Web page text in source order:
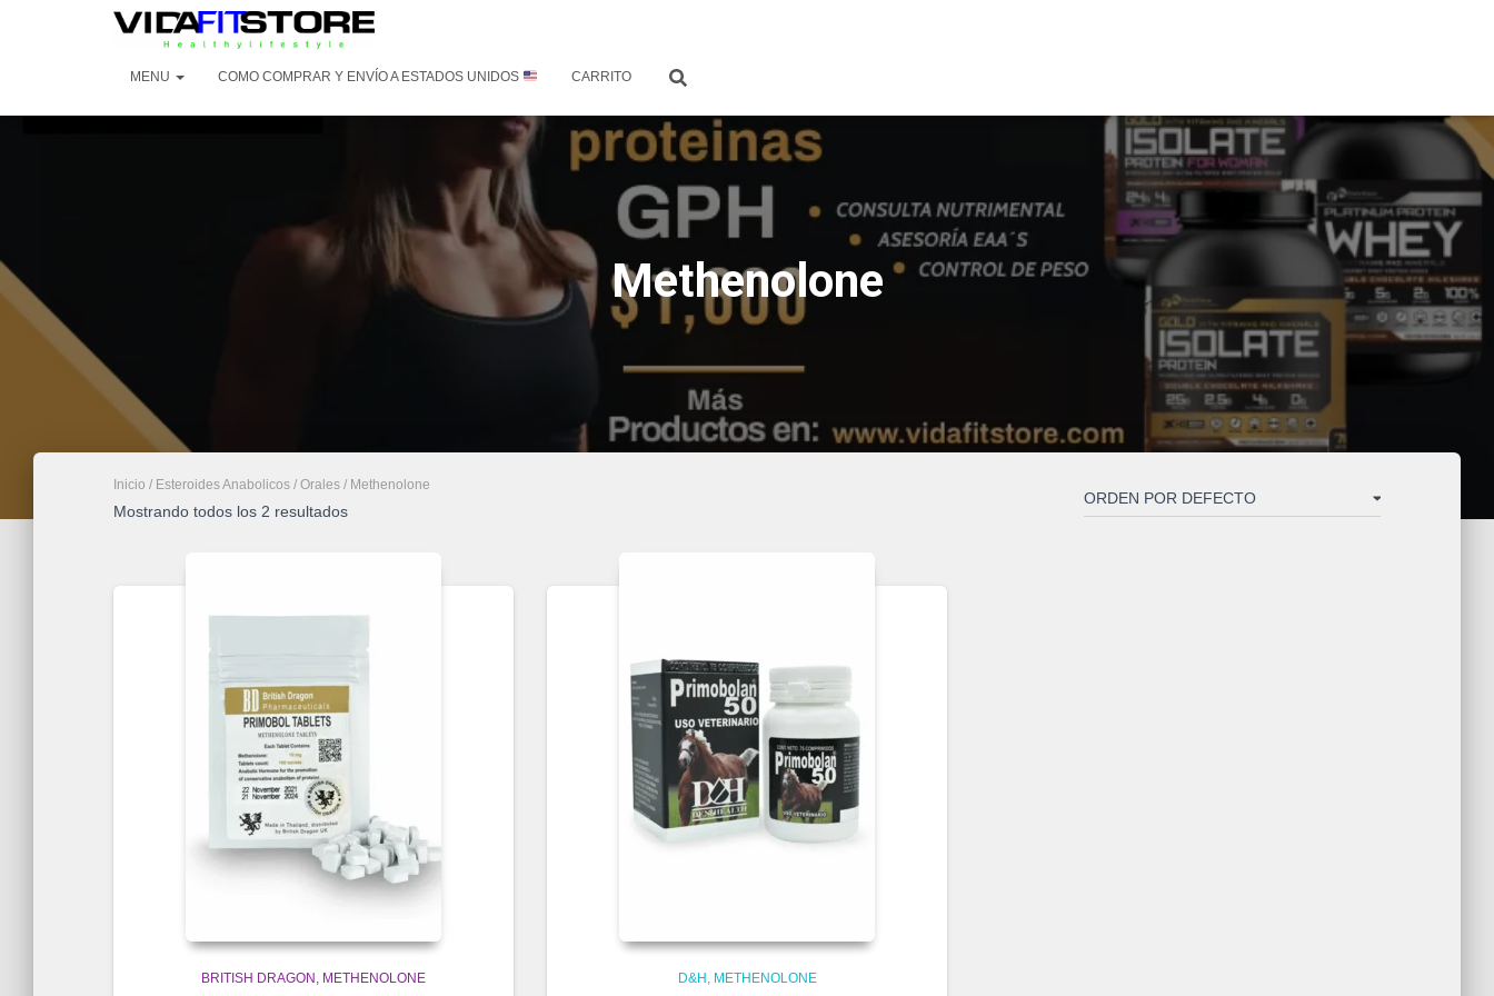
MENU COMO COMPRAR Y ENVÍO A ESTADOS UNIDOS CARRITO
Methenolone
Inicio / Esteroides Anabolicos / Orales / Methenolone
Mostrando todos los 2 resultados
BRITISH DRAGON METHENOLONE D&H METHENOLONE